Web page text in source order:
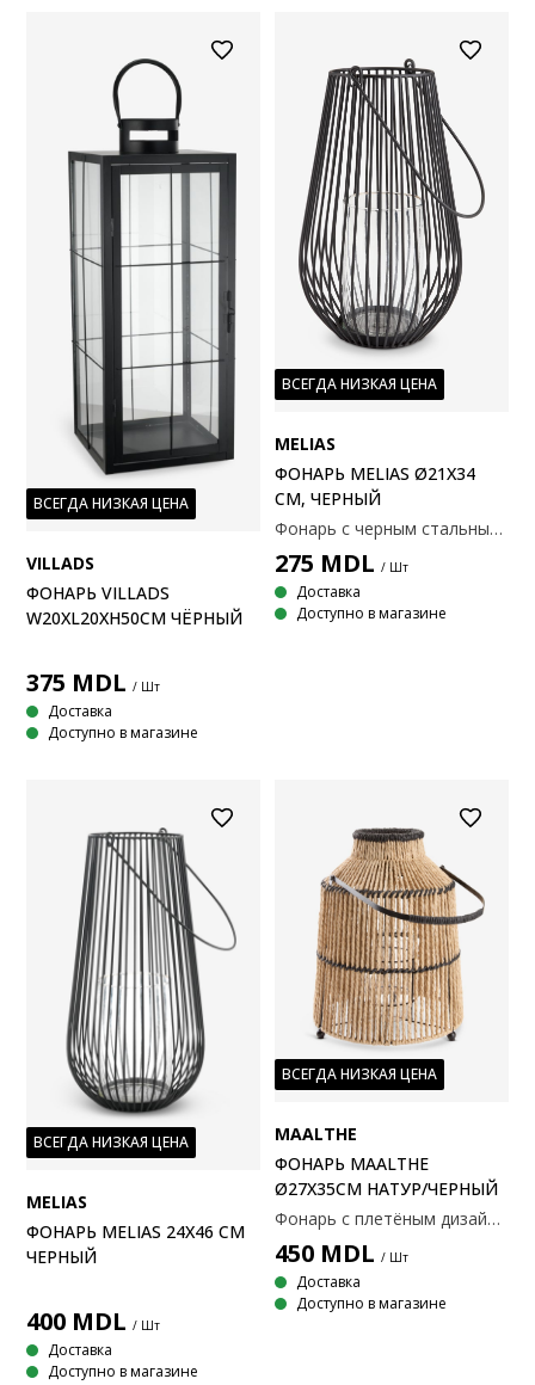
ВСЕГДА НИЗКАЯ ЦЕНА
VILLADS
ФОНАРЬ VILLADS
W20XL20XH50СМ ЧЁРНЫЙ
375 MDL / Шт
Доставка
Доступно в магазине
ВСЕГДА НИЗКАЯ ЦЕНА
MELIAS
ФОНАРЬ MELIAS Ø21X34
СМ, ЧЕРНЫЙ
Фонарь с черным стальным проволочным каркасом и защитным стеклянным подсвечником для свечи. Минималистичный дизайн идеально подходит для создания уютной атмосферы на полу или на столе. Ø21x34 см
275 MDL / Шт
Доставка
Доступно в магазине
ВСЕГДА НИЗКАЯ ЦЕНА
MELIAS
ФОНАРЬ MELIAS 24Х46 СМ
ЧЕРНЫЙ
400 MDL / Шт
Доставка
Доступно в магазине
ВСЕГДА НИЗКАЯ ЦЕНА
MAALTHE
ФОНАРЬ MAALTHE
Ø27X35СМ НАТУР/ЧЕРНЫЙ
Фонарь с плетёным дизайном и чёрными деталями, изготовлен из бумаги и стали. Оснащён удобной ручкой и стеклянной ёмкостью внутри для свечи. Этот фонарь сочетает в себе современные и деревенские элементы, создавая тёплую и уютную атмосферу. Ø27x35 см
450 MDL / Шт
Доставка
Доступно в магазине